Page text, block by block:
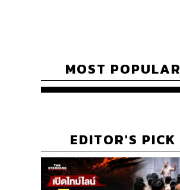
MOST POPULAR
EDITOR'S PICK